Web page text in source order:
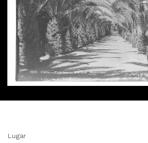
Lugar